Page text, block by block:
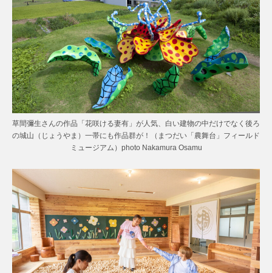
草間彌生さんの作品「花咲ける妻有」が人気、白い建物の中だけでなく後ろ
の城山（じょうやま）一帯にも作品群が！（まつだい「農舞台」フィールド
ミュージアム）photo Nakamura Osamu